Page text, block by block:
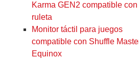
Karma GEN2 compatible con
ruleta
Monitor táctil para juegos
compatible con Shuffle
Equinox